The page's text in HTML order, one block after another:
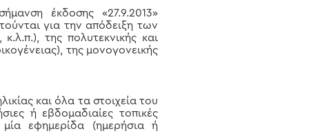
έκδοσης «27.9.2013»
για την απόδειξη των
της πολυτεκνικής και
της μονογονεικής
και όλα τα στοιχεία του
ή εβδομαδιαίες τοπικές
εφημερίδα (ημερήσια ή